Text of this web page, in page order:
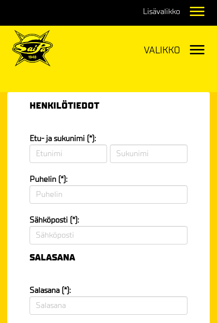
HENKILÖTIEDOT
Etu- ja sukunimi (*):
Puhelin (*):
Sähköposti (*):
SALASANA
Salasana (*):